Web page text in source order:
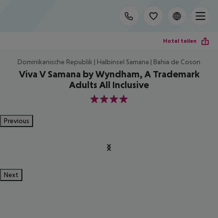
Hotel teilen
Dominikanische Republik | Halbinsel Samana | Bahia de Coson
Viva V Samana by Wyndham, A Trademark
Adults All Inclusive
4
Previous
Next